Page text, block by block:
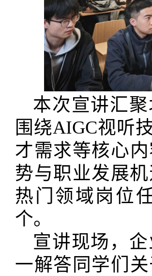
本次宣讲汇
围绕AIGC视听
才需求等核心
势与职业发展
热门领域岗位
个。
宣讲现场，
一解答同学们